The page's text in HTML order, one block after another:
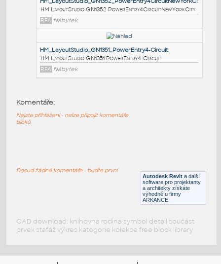
RFA Nábytek
HM LayoutStudio GN1353
JunctionBlocktoJunctionBlockJumper4-Circuit
RFA Nábytek
HM LayoutStudio GN1352
HM_LayoutStudio_GN1351_PowerEntry4-Circuit
HM LayoutStudio GN1351 PowerEntry4-Circuit
Autodesk Revit a další
software pro projektanty
a architekty získáte
výhodně u firmy
ARKANCE
Komentáře:
Nejste přihlášeni - nelze připojit komentáře
bloků
Dosud žádné komentáře - buďte první
CAD download: knihovna rodina symbol detail součást
prvek stafáž výkres kategorie kolekce free block library